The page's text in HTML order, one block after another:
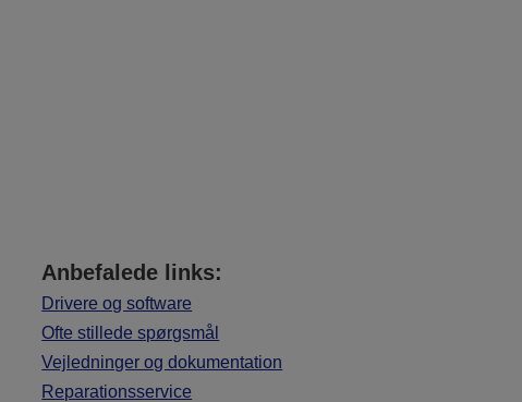
Anbefalede links:
Drivere og software
Ofte stillede spørgsmål
Vejledninger og dokumentation
Reparationsservice